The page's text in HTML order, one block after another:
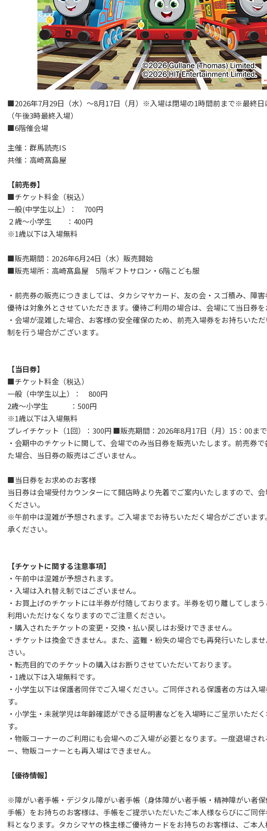
■2026年7月29日（水）～8月17日（月）※入場は閉場の1時間前まで※最終日
（午後3時最終入場）
■6階催会場
主催：群馬読売IS
共催：高崎髙島屋
【前売券】
■チケット料金（税込）
一般(中学生以上）： 700円
２歳～小学生 ：400円
※1歳以下は入場無料
■販売期間：2026年6月24日（水）販売開始
■販売場所：高崎髙島屋 5階ギフトサロン・6階こども服
・前売券の販売につきましては、タカシマヤカード、友の会・スゴ積み、障
優待は対象外とさせていただきます。優待ご利用の場合は、会場にて当日券を
・会場が混雑した場合、お客様の安全確保のため、前売入場券をお持ちいた
制を行う場合がございます。
【当日券】
■チケット料金（税込）
一般（中学生以上）： 800円
2歳～小学生 ：500円
※1歳以下は入場無料
プレイチケット（1回）：300円 ■販売期間：2026年8月17日（月）15：00まで
・会期中のチケットに関して、会場でのみ当日券を販売いたします。前売券
た場合、当日券の販売はございません。
■当日券をお求めのお客様
当日券は会場受付カウンターにて開店時より先着でご案内いたしますので、
ください。
※午前中は混雑が予想されます。ご入場までお待ちいただく場合がございます
承ください。
【チケットに関する注意事項】
・午前中は混雑が予想されます。
・入場は入れ替え制ではございません。
・お買上げのチケットには半券が付随しております。半券を切り離してしま
利用いただけなくなりますのでご注意ください。
・購入されたチケットの変更・交換・払い戻しはお受けできません。
・チケットは換金できません。また、盗難・紛失の場合でも再発行いたしま
さい。
・転売目的でのチケットの購入はお断りさせていただいております。
・1歳以下は入場無料です。
・小学生以下は保護者同伴でご入場ください。ご同伴される保護者の方は入
す。
・小学生・未就学児は年齢確認ができる証明書などを入場時にご呈示いただ
す。
・物販コーナーのご利用にも会場へのご入場が必要となります。一度退場さ
ー、物販コーナーとも再入場はできません。
【優待情報】
※障がい者手帳・デジタル障がい者手帳（身体障がい者手帳・精神障がい者
手帳）をお持ちのお客様は、手帳をご提示いただいたご本人様ならびにご同
料となります。タカシマヤの株主様ご優待カードをお持ちのお客様は、ご本